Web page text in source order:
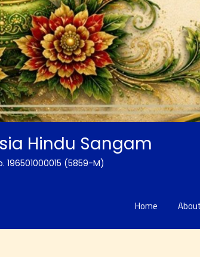
Hindu Sangam
196501000015 (5859-M)
Home